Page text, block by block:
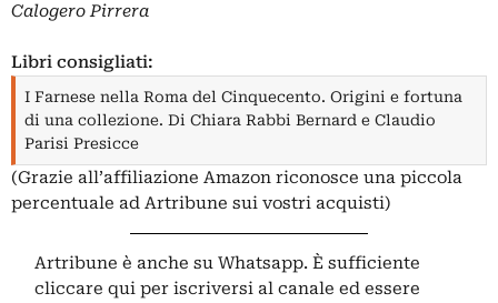
Calogero Pirrera
Libri consigliati:
I Farnese nella Roma del Cinquecento. Origini e fortuna
di una collezione. Di Chiara Rabbi Bernard e Claudio
Parisi Presicce
(Grazie all’affiliazione Amazon riconosce una piccola
percentuale ad Artribune sui vostri acquisti)
Artribune è anche su Whatsapp. È sufficiente
cliccare qui per iscriversi al canale ed essere